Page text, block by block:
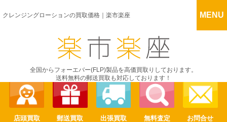
MENU
クレンジングローションの買取価格｜楽市楽座
全国からフォーエバー(FLP)製品を高価買取りしております。
送料無料の郵送買取も対応しております！
店頭買取 郵送買取 出張買取 無料査定 お問合せ